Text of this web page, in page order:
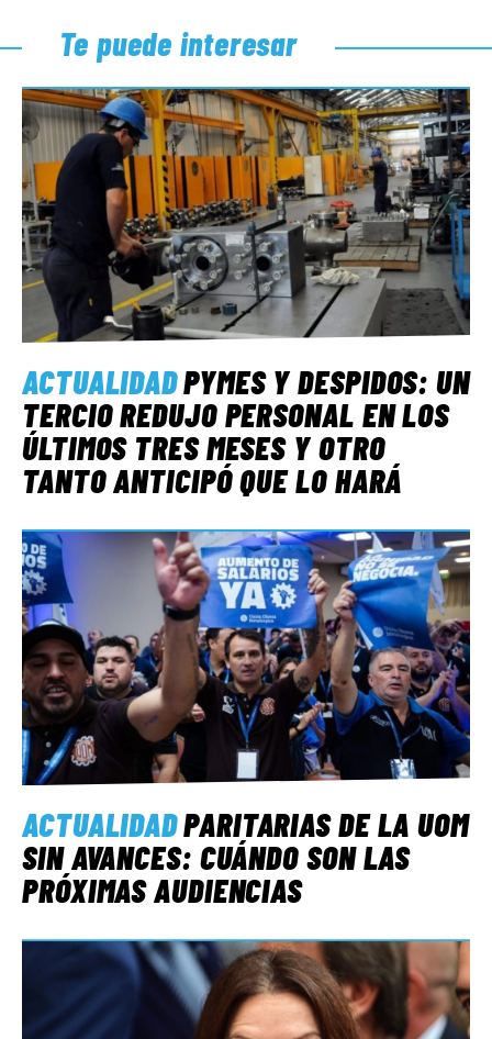
Te puede interesar
ACTUALIDADPYMES Y DESPIDOS: UN
TERCIO REDUJO PERSONAL EN LOS
ÚLTIMOS TRES MESES Y OTRO
TANTO ANTICIPÓ QUE LO HARÁ
ACTUALIDADPARITARIAS DE LA UOM
SIN AVANCES: CUÁNDO SON LAS
PRÓXIMAS AUDIENCIAS